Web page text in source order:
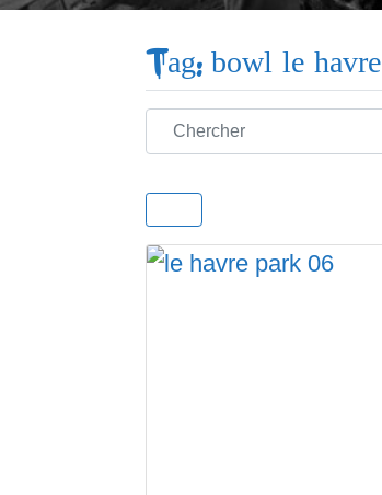
Tag: bowl le havre
Chercher